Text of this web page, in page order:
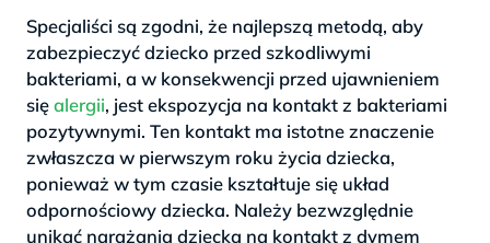
Specjaliści są zgodni, że najlepszą metodą, aby
zabezpieczyć dziecko przed szkodliwymi
bakteriami, a w konsekwencji przed ujawnieniem
sięalergii, jest ekspozycja na kontakt z bakteriami
pozytywnymi. Ten kontakt ma istotne znaczenie
zwłaszcza w pierwszym roku życia dziecka,
ponieważ w tym czasie kształtuje się układ
odpornościowy dziecka. Należy bezwzględnie
unikać narażania dziecka na kontakt z dymem